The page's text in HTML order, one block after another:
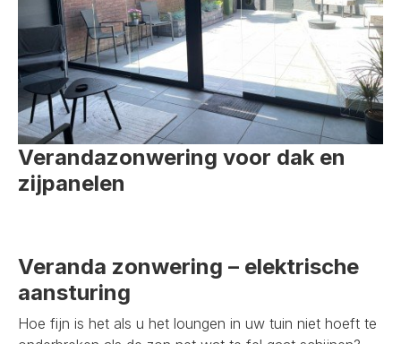
Verandazonwering voor dak en
zijpanelen
Veranda zonwering – elektrische
aansturing
Hoe fijn is het als u het loungen in uw tuin niet hoeft te